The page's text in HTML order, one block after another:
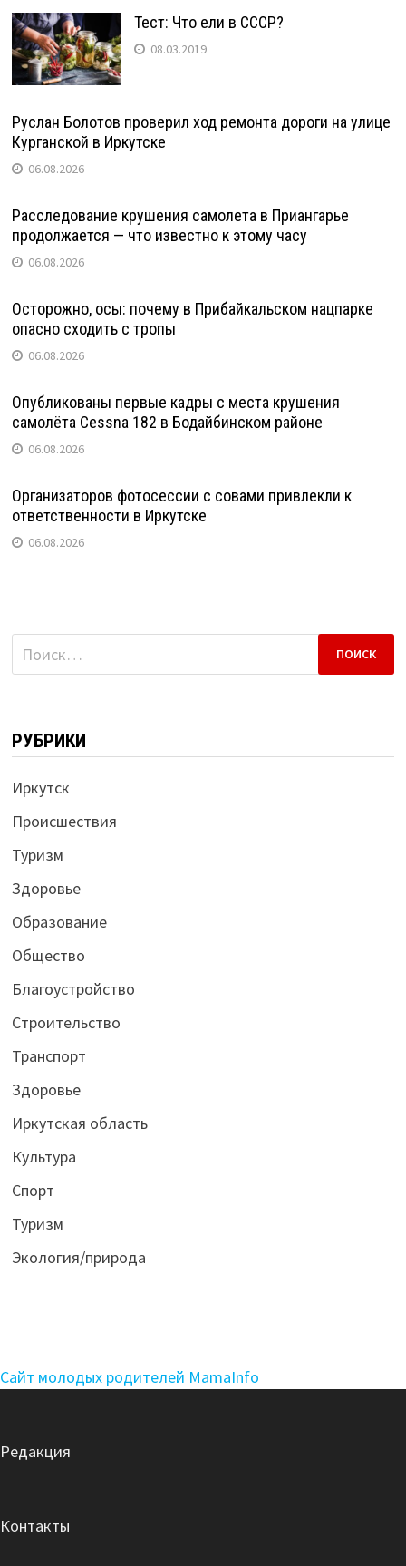
Тест: Что ели в СССР?
08.03.2019
Руслан Болотов проверил ход ремонта дороги на улице
Курганской в Иркутске
06.08.2026
Расследование крушения самолета в Приангарье
продолжается — что известно к этому часу
06.08.2026
Осторожно, осы: почему в Прибайкальском нацпарке
опасно сходить с тропы
06.08.2026
Опубликованы первые кадры с места крушения
самолёта Cessna 182 в Бодайбинском районе
06.08.2026
Организаторов фотосессии с совами привлекли к
ответственности в Иркутске
06.08.2026
Найти:
РУБРИКИ
Иркутск
Происшествия
Туризм
Здоровье
Образование
Общество
Благоустройство
Строительство
Транспорт
Здоровье
Иркутская область
Культура
Спорт
Туризм
Экология/природа
Сайт молодых родителей MamaInfo
Редакция
Контакты